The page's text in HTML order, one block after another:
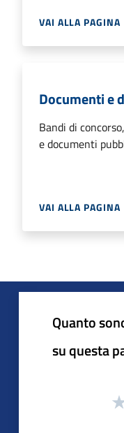
VAI ALLA PAGINA
Documenti e
Bandi di
e documenti
VAI ALLA PAGINA
Quanto
su questa